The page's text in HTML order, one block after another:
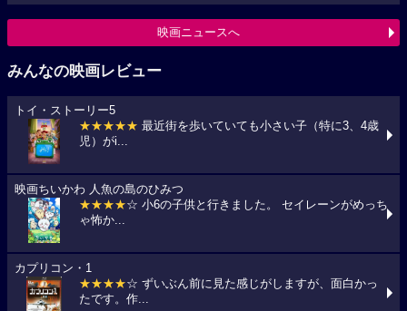
映画ニュースへ
みんなの映画レビュー
トイ・ストーリー5
★★★★★ 最近街を歩いていても小さい子（特に3、4歳
児）がi...
映画ちいかわ 人魚の島のひみつ
★★★★☆ 小6の子供と行きました。 セイレーンがめっち
ゃ怖か...
カプリコン・1
★★★★☆ ずいぶん前に見た感じがしますが、面白かっ
たです。作...